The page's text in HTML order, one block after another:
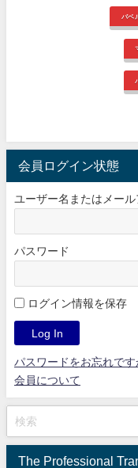
バベ
会員ログイン状態
ユーザー名またはメール
パスワード
ログイン情報を保存
パスワードをお忘れです
会員について
The Professional